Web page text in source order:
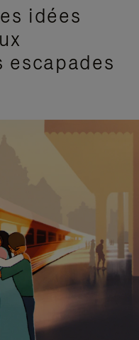
idées
escapades